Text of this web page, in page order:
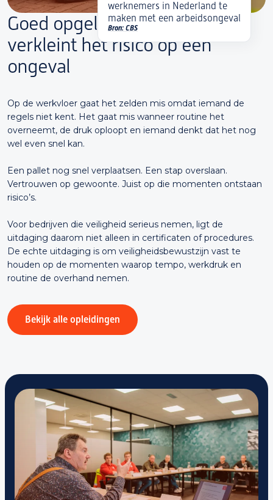
Goed opgeleid personeel
verkleint het risico op een
ongeval
Op de werkvloer gaat het zelden mis omdat iemand de
regels niet kent. Het gaat mis wanneer routine het
overneemt, de druk oploopt en iemand denkt dat het nog
wel even snel kan.
Een pallet nog snel verplaatsen. Een stap overslaan.
Vertrouwen op gewoonte. Juist op die momenten ontstaan
risico’s.
Voor bedrijven die veiligheid serieus nemen, ligt de
uitdaging daarom niet alleen in certificaten of procedures.
De echte uitdaging is om veiligheidsbewustzijn vast te
houden op de momenten waarop tempo, werkdruk en
routine de overhand nemen.
Bekijk alle opleidingen
werknemers in Nederland te
maken met een arbeidsongeval
Bron: CBS